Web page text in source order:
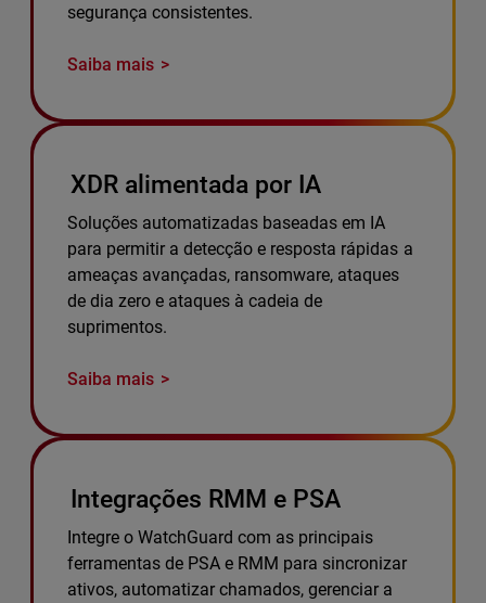
segurança consistentes.
Saiba mais
XDR alimentada por IA
Soluções automatizadas baseadas em IA
para permitir a detecção e resposta rápidas a
ameaças avançadas, ransomware, ataques
de dia zero e ataques à cadeia de
suprimentos.
Saiba mais
Integrações RMM e PSA
Integre o WatchGuard com as principais
ferramentas de PSA e RMM para sincronizar
ativos, automatizar chamados, gerenciar a